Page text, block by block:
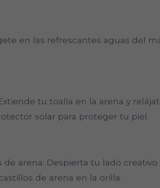
en las refrescantes aguas del
tu toalla en la arena y
solar para proteger tu piel.
de arena: Despierta tu lado
de arena en la orilla.